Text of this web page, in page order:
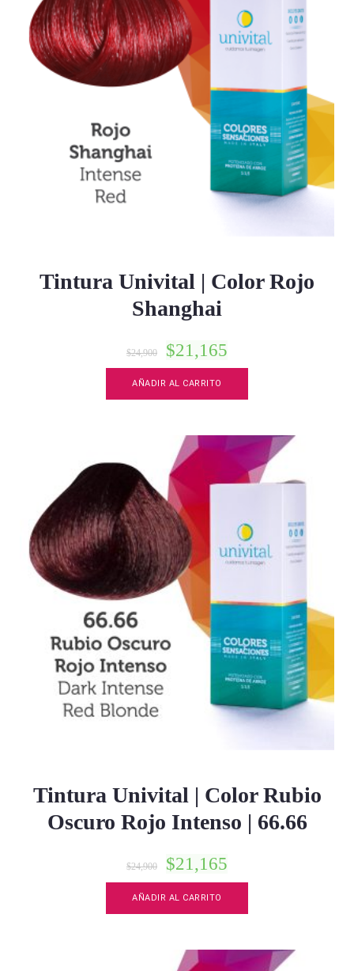
Tintura Univital | Color Rojo
Shanghai
$24,900 $21,165
AÑADIR AL CARRITO
Tintura Univital | Color Rubio
Oscuro Rojo Intenso | 66.66
$24,900 $21,165
AÑADIR AL CARRITO